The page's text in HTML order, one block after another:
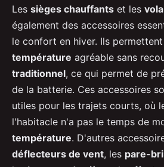
Les sièges chauffants et les
également des accessoires
le confort en hiver. Ils
température agréable sans
traditionnel, ce qui permet de
de la batterie. Ces accessoires
utiles pour les trajets courts, où
l'habitacle n'a pas le temps de
température. D'autres
déflecteurs de vent, les pare-